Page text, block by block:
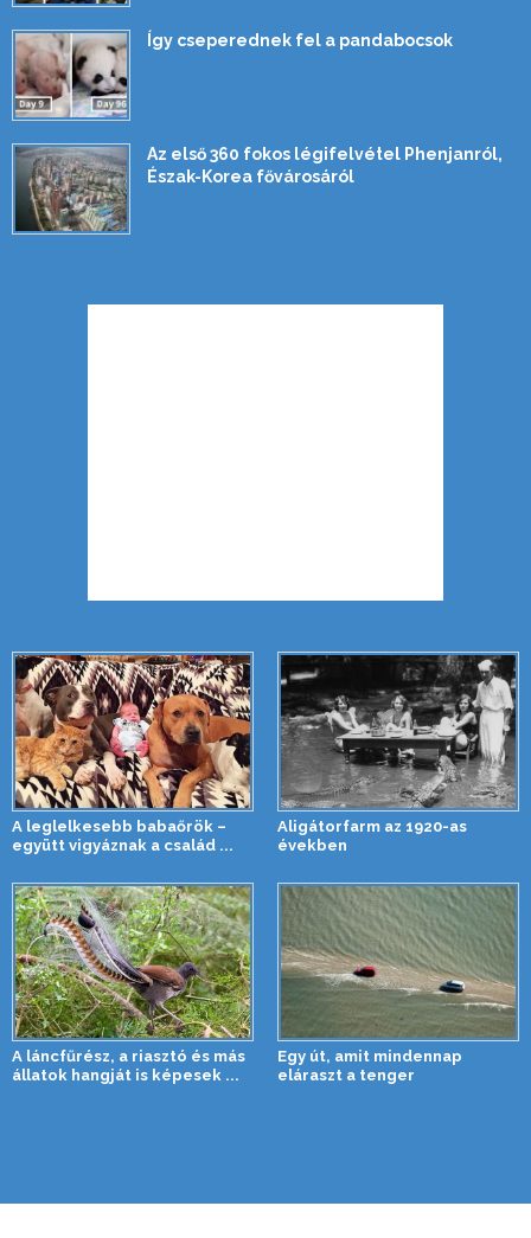
Így cseperednek fel a pandabocsok
Az első 360 fokos légifelvétel Phenjanról,
Észak-Korea fővárosáról
A leglelkesebb babaőrök –
együtt vigyáznak a család ...
Aligátorfarm az 1920-as
években
A láncfűrész, a riasztó és más
állatok hangját is képesek ...
Egy út, amit mindennap
eláraszt a tenger